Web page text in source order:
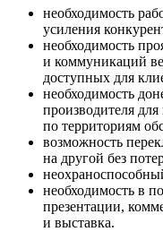
необходимость
усиления
необходимость
и коммуникаций
доступных для
необходимость
производителя
по территориям
возможность
на другой без
необходимость в
презентации,
и выставка.